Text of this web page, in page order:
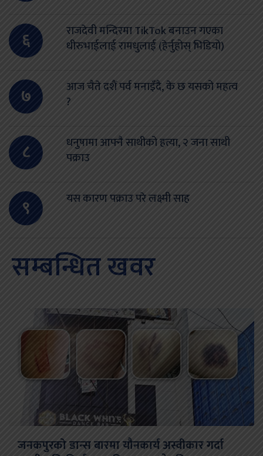
६
राजदेवी मन्दिरमा TikTok बनाउन गएका
धीरुभाईलाई रामधुलाई (हेर्नुहोस् भिडियो)
७
आज चैते दशैं पर्व मनाइँदै, के छ यसको महत्व
?
८
धनुषामा आफ्नै साथीको हत्या, २ जना साथी
पक्राउ
९ यस कारण पक्राउ परे लक्ष्मी साह
सम्बन्धित खवर
जनकपुरको डान्स बारमा यौनकार्य अस्वीकार गर्दा